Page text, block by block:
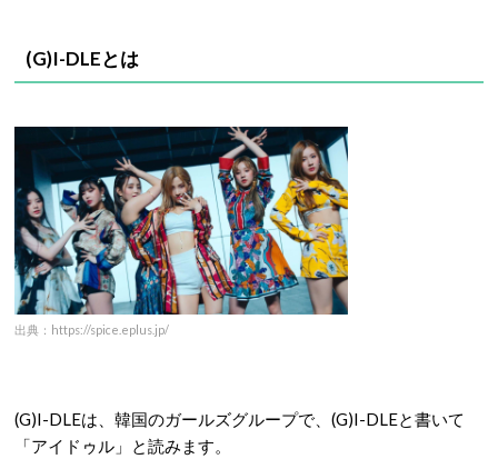
(G)I-DLEとは
出典：https://spice.eplus.jp/
(G)I-DLEは、韓国のガールズグループで、(G)I-DLEと書いて
「アイドゥル」と読みます。